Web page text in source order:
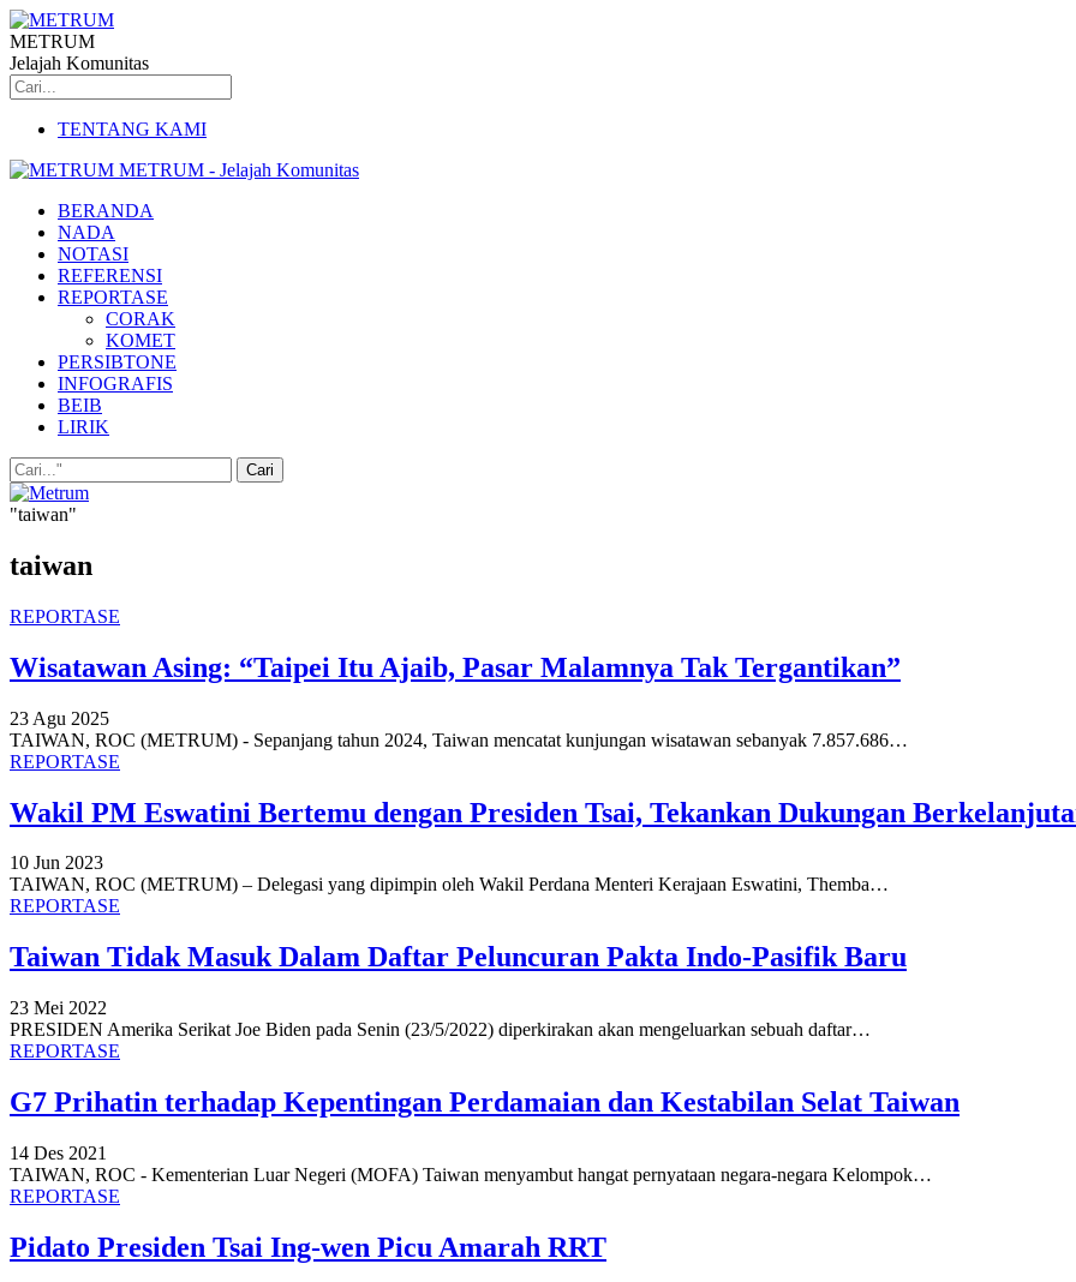
METRUM
Jelajah Komunitas
TENTANG KAMI
METRUM - Jelajah Komunitas
BERANDA
NADA
NOTASI
REFERENSI
REPORTASE
CORAK
KOMET
PERSIBTONE
INFOGRAFIS
BEIB
LIRIK
"taiwan"
taiwan
REPORTASE
Wisatawan Asing: “Taipei Itu Ajaib, Pasar Malamnya Tak Tergantikan”
23 Agu 2025
TAIWAN, ROC (METRUM) - Sepanjang tahun 2024, Taiwan mencatat kunjungan wisatawan sebanyak 7.857.686…
REPORTASE
Wakil PM Eswatini Bertemu dengan Presiden Tsai, Tekankan Dukungan
10 Jun 2023
TAIWAN, ROC (METRUM) – Delegasi yang dipimpin oleh Wakil Perdana Menteri Kerajaan Eswatini, Themba…
REPORTASE
Taiwan Tidak Masuk Dalam Daftar Peluncuran Pakta Indo-Pasifik Baru
23 Mei 2022
PRESIDEN Amerika Serikat Joe Biden pada Senin (23/5/2022) diperkirakan akan mengeluarkan sebuah daftar…
REPORTASE
G7 Prihatin terhadap Kepentingan Perdamaian dan Kestabilan Selat Taiwan
14 Des 2021
TAIWAN, ROC - Kementerian Luar Negeri (MOFA) Taiwan menyambut hangat pernyataan negara-negara Kelompok…
REPORTASE
Pidato Presiden Tsai Ing-wen Picu Amarah RRT